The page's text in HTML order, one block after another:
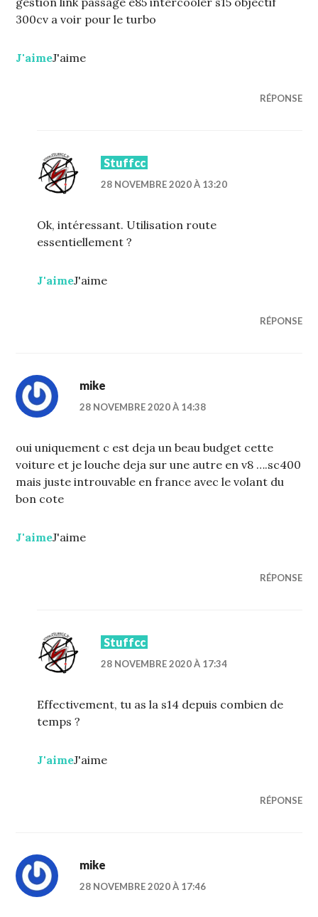
300cv a voir pour le turbo
J'aimeJ'aime
RÉPONSE
Stuffcc
28 NOVEMBRE 2020 À 13:20
Ok, intéressant. Utilisation route
essentiellement ?
J'aimeJ'aime
RÉPONSE
mike
28 NOVEMBRE 2020 À 14:38
oui uniquement c est deja un beau budget cette
voiture et je louche deja sur une autre en v8 ….sc400
mais juste introuvable en france avec le volant du
bon cote
J'aimeJ'aime
RÉPONSE
Stuffcc
28 NOVEMBRE 2020 À 17:34
Effectivement, tu as la s14 depuis combien de
temps ?
J'aimeJ'aime
RÉPONSE
mike
28 NOVEMBRE 2020 À 17:46